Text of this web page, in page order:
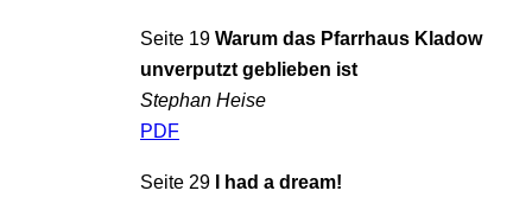
Seite 19 Warum das Pfarrhaus Kladow
unverputzt geblieben ist
Stephan Heise
PDF
Seite 29 I had a dream!